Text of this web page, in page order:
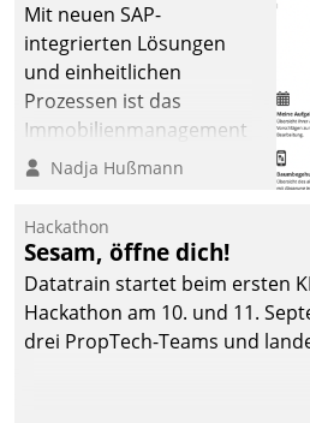
Mit neuen SAP-
integrierten Lösungen
und einheitlichen
Prozessen ist das
Immobilienmanagement
der Bayerischen
Ressort Kapitalanlage für
künftige Aufgaben und
Herausforderungen
gerüstet.
Nadja Hußmann
Hackathon
Sesam, öffne dich!
Datatrain startet beim ersten
Hackathon am 10. und 11.
drei PropTech-Teams und